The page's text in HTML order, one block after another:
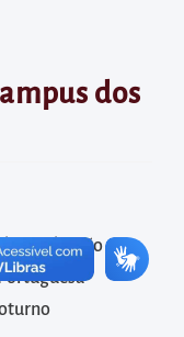
dos
Graduação em